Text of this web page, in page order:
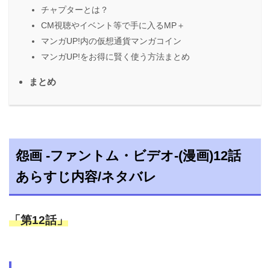
チャプターとは？
CM視聴やイベント等で手に入るMP＋
マンガUP!内の仮想通貨マンガコイン
マンガUP!をお得に賢く使う方法まとめ
まとめ
怨画 -ファントム・ビデオ-(漫画)12話
あらすじ内容/ネタバレ
「第12話」